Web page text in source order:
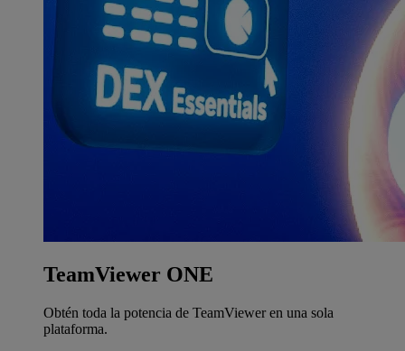
TeamViewer ONE
Obtén toda la potencia de TeamViewer en una sola
plataforma.